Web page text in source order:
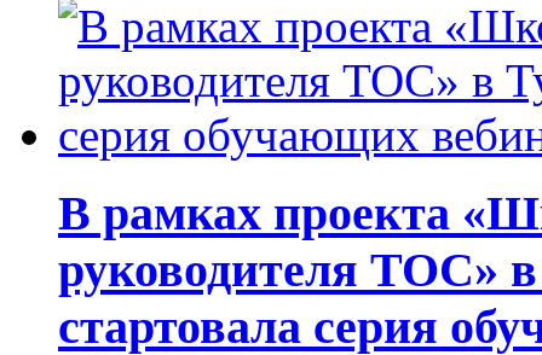
В рамках проекта
руководителя ТОС»
стартовала серия